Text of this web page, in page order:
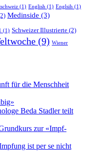
(1) English (1) Englsih (1)
Medinside (3)
(1) Schweizer Illustrierte (2)
(9) Wiener
für die Menschheit
Beda Stadler teilt
zur «Impf-
ist per se nicht